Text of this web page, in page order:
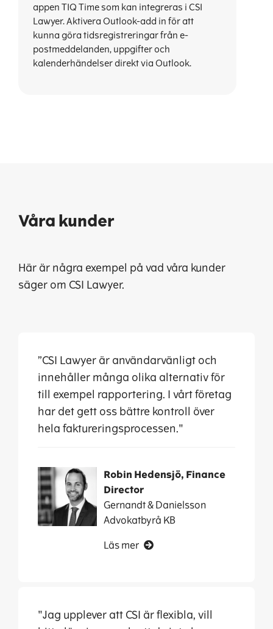
appen TIQ Time som kan integreras i CSI
Lawyer. Aktivera Outlook-add in för att
kunna göra tidsregistreringar från e-
postmeddelanden, uppgifter och
kalenderhändelser direkt via Outlook.
Våra kunder
Här är några exempel på vad våra kunder
säger om CSI Lawyer.
”CSI Lawyer är användarvänligt och
innehåller många olika alternativ för
till exempel rapportering. I vårt företag
har det gett oss bättre kontroll över
hela faktureringsprocessen."
Robin Hedensjö, Finance
Director
Gernandt & Danielsson
Advokatbyrå KB
Läs mer
"Jag upplever att CSI är flexibla, vill